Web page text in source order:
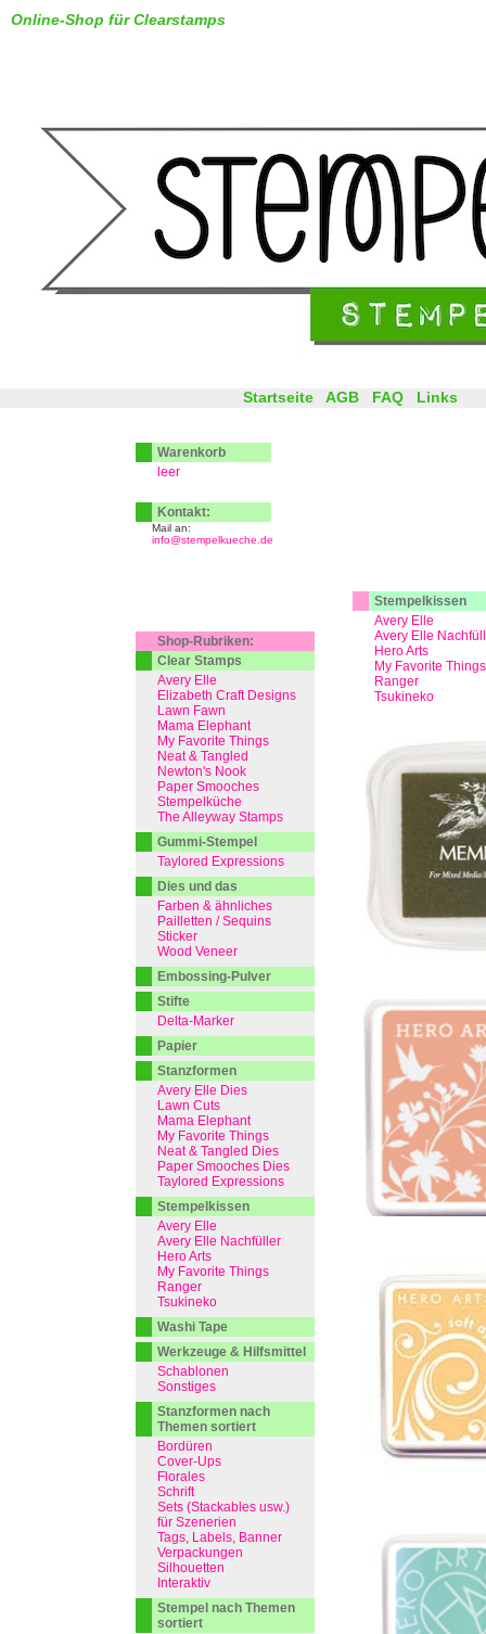
Online-Shop für Clearstamps
Stempelkissen
Avery Elle
Avery Elle
Hero Arts
My Favorite Things
Ranger
Tsukineko
Startseite AGB FAQ Links
Warenkorb
leer
Kontakt:
Mail an:
info@stempelkueche.de
Shop-Rubriken:
Clear Stamps
Avery Elle
Elizabeth Craft Designs
Lawn Fawn
Mama Elephant
My Favorite Things
Neat & Tangled
Newton's Nook
Paper Smooches
Stempelküche
The Alleyway Stamps
Gummi-Stempel
Taylored Expressions
Dies und das
Farben & ähnliches
Pailletten / Sequins
Sticker
Wood Veneer
Embossing-Pulver
Stifte
Delta-Marker
Papier
Stanzformen
Avery Elle Dies
Lawn Cuts
Mama Elephant
My Favorite Things
Neat & Tangled Dies
Paper Smooches Dies
Taylored Expressions
Stempelkissen
Avery Elle
Avery Elle Nachfüller
Hero Arts
My Favorite Things
Ranger
Tsukineko
Washi Tape
Werkzeuge & Hilfsmittel
Schablonen
Sonstiges
Stanzformen nach
Themen sortiert
Bordüren
Cover-Ups
Florales
Schrift
Sets (Stackables usw.)
für Szenerien
Tags, Labels, Banner
Verpackungen
Silhouetten
Interaktiv
Stempel nach Themen
sortiert